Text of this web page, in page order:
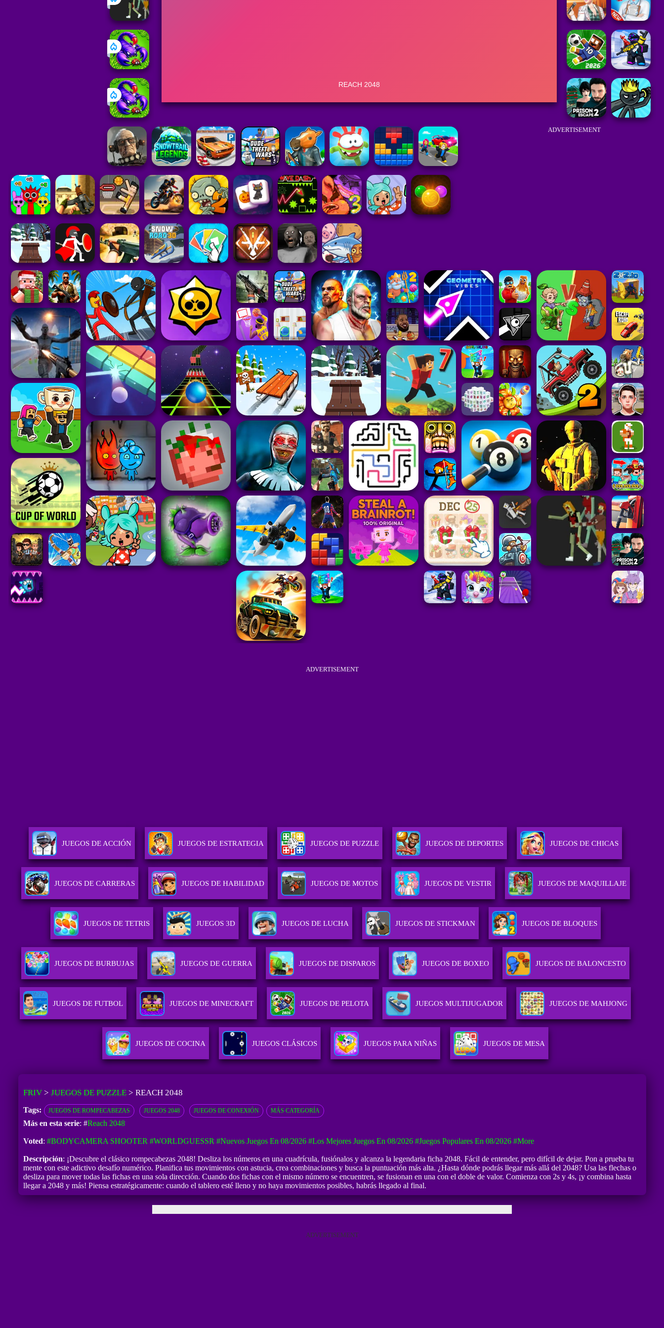
ADVERTISEMENT
ADVERTISEMENT
JUEGOS DE ACCIÓN JUEGOS DE ESTRATEGIA JUEGOS DE PUZZLE JUEGOS DE DEPORTES JUEGOS DE CHICAS
JUEGOS DE CARRERAS JUEGOS DE HABILIDAD JUEGOS DE MOTOS JUEGOS DE VESTIR JUEGOS DE MAQUILLAJE
JUEGOS DE TETRIS JUEGOS 3D JUEGOS DE LUCHA JUEGOS DE STICKMAN JUEGOS DE BLOQUES
JUEGOS DE BURBUJAS JUEGOS DE GUERRA JUEGOS DE DISPAROS JUEGOS DE BOXEO JUEGOS DE BALONCESTO
JUEGOS DE FUTBOL JUEGOS DE MINECRAFT JUEGOS DE PELOTA JUEGOS MULTIJUGADOR JUEGOS DE MAHJONG
JUEGOS DE COCINA JUEGOS CLÁSICOS JUEGOS PARA NIÑAS JUEGOS DE MESA
FRIV> JUEGOS DE PUZZLE> REACH 2048
Tags: JUEGOS DE ROMPECABEZAS JUEGOS 2048 JUEGOS DE CONEXIÓN MÁS CATEGORÍA
Más en esta serie: #Reach 2048
Voted: #BODYCAMERA SHOOTER #WORLDGUESSR #Nuevos Juegos En 08/2026 #Los Mejores Juegos En 08/2026 #Juegos Populares En 08/2026 #more
Descripción: ¡Descubre el clásico rompecabezas 2048! Desliza los números en una cuadrícula, fusiónalos y alcanza la legendaria ficha 2048. Fácil de entender, pero difícil de dejar. Pon a prueba tu
mente con este adictivo desafío numérico. Planifica tus movimientos con astucia, crea combinaciones y busca la puntuación más alta. ¿Hasta dónde podrás llegar más allá del 2048? Usa las flechas o
desliza para mover todas las fichas en una sola dirección. Cuando dos fichas con el mismo número se encuentren, se fusionan en una con el doble de valor. Comienza con 2s y 4s, ¡y combina hasta
llegar a 2048 y más! Piensa estratégicamente: cuando el tablero esté lleno y no haya movimientos posibles, habrás llegado al final.
ADVERTISEMENT